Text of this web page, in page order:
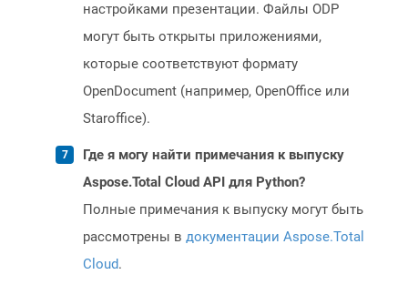
настройками презентации. Файлы ODP
могут быть открыты приложениями,
которые соответствуют формату
OpenDocument (например, OpenOffice или
Staroffice).
Где я могу найти примечания к выпуску
Aspose.Total Cloud API для Python?
Полные примечания к выпуску могут быть
рассмотрены в документации Aspose.Total
Cloud.